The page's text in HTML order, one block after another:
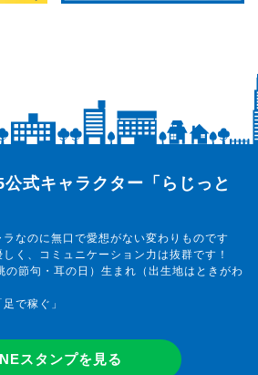
式キャラクター「らじっと
ラなのに無口で愛想がない変わりものです
く、コミュニケーション力は抜群です！
の節句・耳の日）生まれ（出生地はときがわ
で稼ぐ」
スタンプを見る